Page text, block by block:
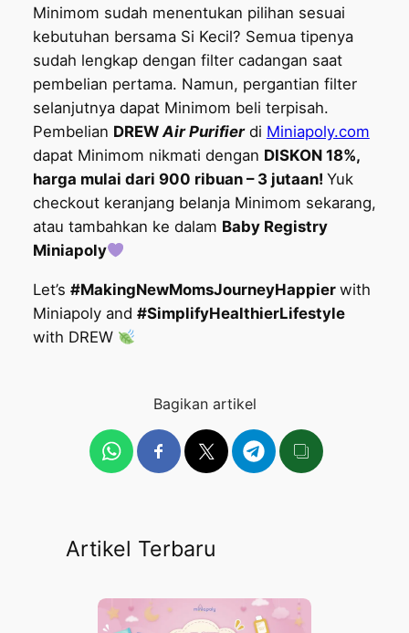
Minimom sudah menentukan pilihan sesuai
kebutuhan bersama Si Kecil? Semua tipenya
sudah lengkap dengan filter cadangan saat
pembelian pertama. Namun, pergantian filter
selanjutnya dapat Minimom beli terpisah.
Pembelian DREWAir Purifierdi Miniapoly.com
dapat Minimom nikmati dengan DISKON 18%,
harga mulai dari 900 ribuan – 3 jutaan! Yuk
checkout keranjang belanja Minimom sekarang,
atau tambahkan ke dalam Baby Registry
Miniapoly
Let’s #MakingNewMomsJourneyHappier with
Miniapoly and #SimplifyHealthierLifestyle
with DREW
Bagikan artikel
Artikel Terbaru